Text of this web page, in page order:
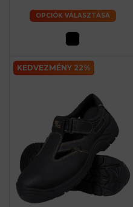
OPCIÓK VÁLASZTÁSA
KEDVEZMÉNY 22%